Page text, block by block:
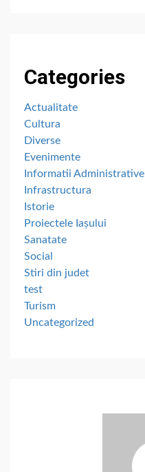
Categories
Actualitate
Cultura
Diverse
Evenimente
Informatii Administrative
Infrastructura
Istorie
Proiectele Iașului
Sanatate
Social
Stiri din judet
test
Turism
Uncategorized